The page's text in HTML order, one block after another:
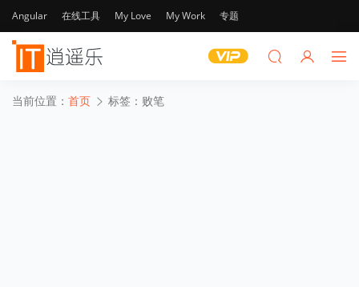
Angular 在线工具 My Love My Work 专题
当前位置： 首页 标签：败笔